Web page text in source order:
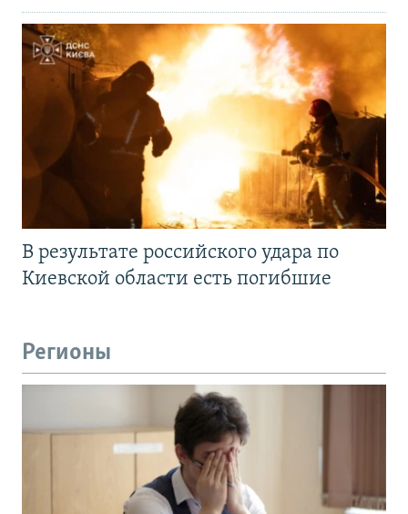
В результате российского удара по
Киевской области есть погибшие
Регионы